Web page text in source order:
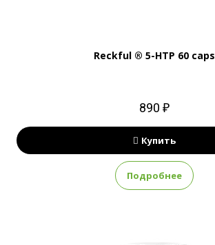
Reckful ® 5-HTP 60 caps
890 ₽
Купить
Подробнее